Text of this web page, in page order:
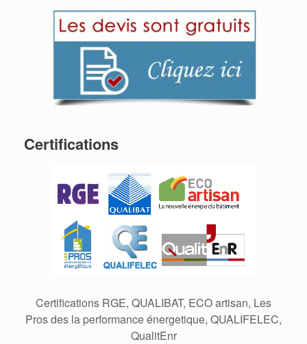
Certifications
Certifications RGE, QUALIBAT, ECO artisan, Les
Pros des la performance énergetique, QUALIFELEC,
QualitEnr